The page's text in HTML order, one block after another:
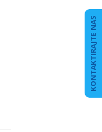
KONTAKTIRAJTE NAS